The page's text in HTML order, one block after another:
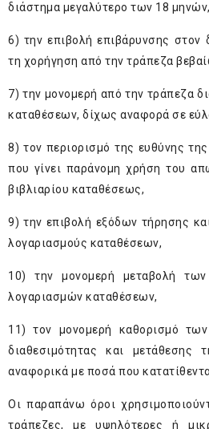
διάστημα μεγαλύτερο των 18 μηνών,
6) την επιβολή επιβάρυνσης στον
τη χορήγηση από την τράπεζα
7) την μονομερή από την τράπεζα
καταθέσεων, δίχως αναφορά σε
8) τον περιορισμό της ευθύνης
που γίνει παράνομη χρήση του
βιβλιαρίου καταθέσεως,
9) την επιβολή εξόδων τήρησης
λογαριασμούς καταθέσεων,
10) την μονομερή μεταβολή
λογαριασμών καταθέσεων,
11) τον μονομερή καθορισμό
διαθεσιμότητας και μετάθεσης
αναφορικά με ποσά που
Οι παραπάνω όροι
τράπεζες, με υψηλότερες ή